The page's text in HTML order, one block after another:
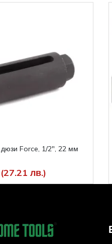
дюзи Force, 1/2", 22 мм
лв.)